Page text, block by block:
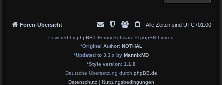
Foren-Übersicht Alle Zeiten sind UTC+01:00
Powered by phpBB® Forum Software © phpBB Limited
*Original Author: NOTHAL
*Updated to 3.3.x by MannixMD
*Style version: 1.1.8
Deutsche Übersetzung durch phpBB.de
Datenschutz| Nutzungsbedingungen